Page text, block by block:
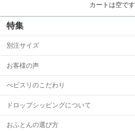
カートは空です
特集
別注サイズ
お客様の声
べビスリのこだわり
ドロップシッピングについて
おふとんの選び方